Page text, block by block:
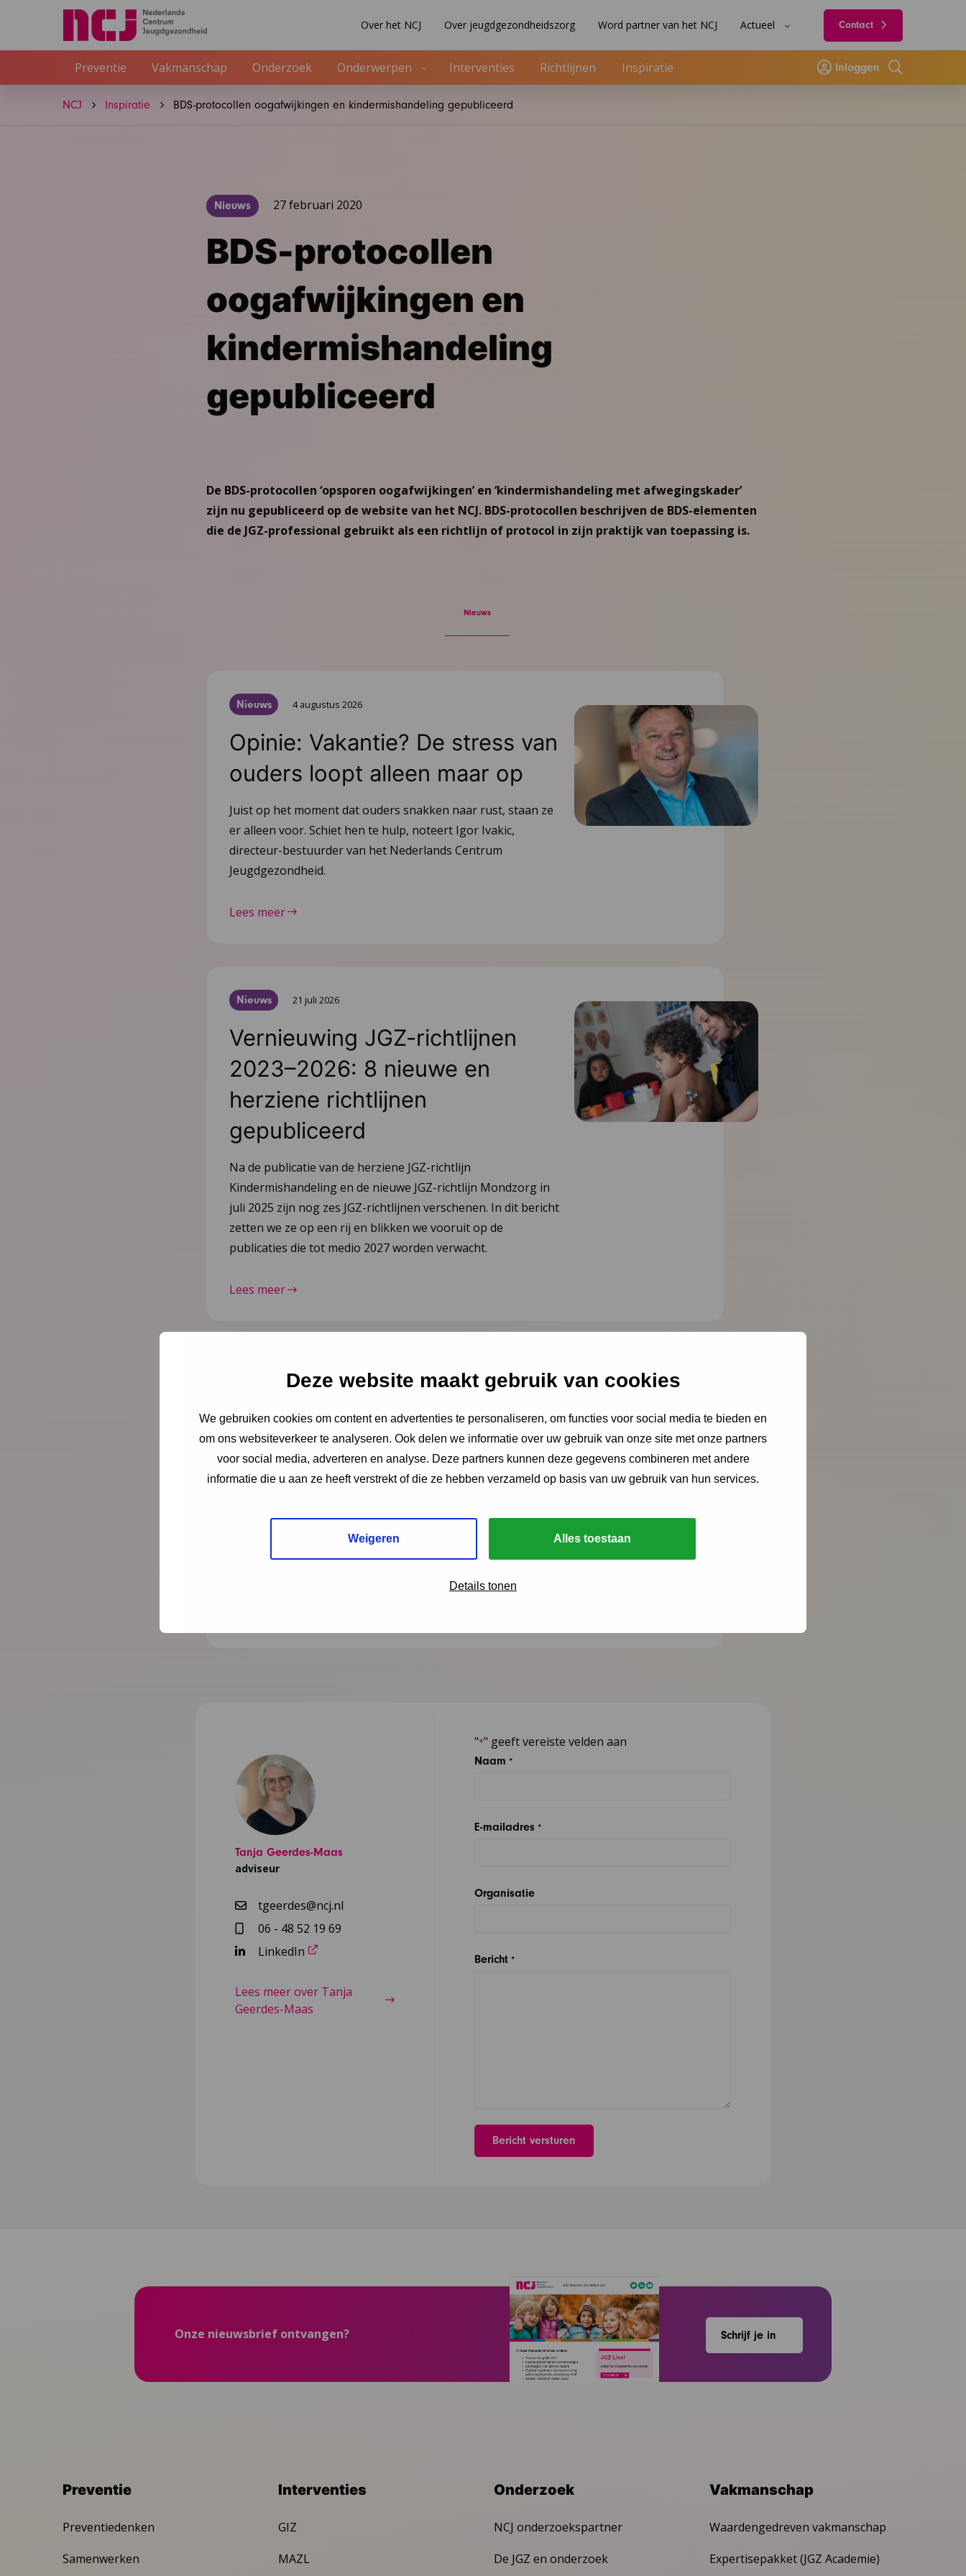
Deze website maakt gebruik van cookies
We gebruiken cookies om content en advertenties te personaliseren, om functies voor social media te bieden en
om ons websiteverkeer te analyseren. Ook delen we informatie over uw gebruik van onze site met onze partners
voor social media, adverteren en analyse. Deze partners kunnen deze gegevens combineren met andere
informatie die u aan ze heeft verstrekt of die ze hebben verzameld op basis van uw gebruik van hun services.
Weigeren Alles toestaan
Details tonen
Over het NCJ Over jeugdgezondheidszorg Word partner van het NCJ Actueel Contact
Preventie Vakmanschap Onderzoek Onderwerpen Interventies Richtlijnen Inspiratie Inloggen
Zoeken
NCJ Inspiratie BDS-protocollen oogafwijkingen en kindermishandeling gepubliceerd
Nieuws 27 februari 2020
BDS-protocollen
oogafwijkingen en
kindermishandeling
gepubliceerd
De BDS-protocollen ‘opsporen oogafwijkingen’ en ‘kindermishandeling met afwegingskader’
zijn nu gepubliceerd op de website van het NCJ. BDS-protocollen beschrijven de BDS-elementen
die de JGZ-professional gebruikt als een richtlijn of protocol in zijn praktijk van toepassing is.
Nieuws
Nieuws 4 augustus 2026
Opinie: Vakantie? De stress van
ouders loopt alleen maar op
Juist op het moment dat ouders snakken naar rust, staan ze
er alleen voor. Schiet hen te hulp, noteert Igor Ivakic,
directeur-bestuurder van het Nederlands Centrum
Jeugdgezondheid.
Lees meer
Nieuws 21 juli 2026
Vernieuwing JGZ-richtlijnen
2023–2026: 8 nieuwe en
herziene richtlijnen
gepubliceerd
Na de publicatie van de herziene JGZ-richtlijn
Kindermishandeling en de nieuwe JGZ-richtlijn Mondzorg in
juli 2025 zijn nog zes JGZ-richtlijnen verschenen. In dit bericht
zetten we ze op een rij en blikken we vooruit op de
publicaties die tot medio 2027 worden verwacht.
Lees meer
6 juli 2026
Documentaire Integrale
Vroeghulp ‘Je voelt dat er iets
niet klopt’
In deze mini-documentaire volgen we drie gezinnen die
geholpen zijn door Integrale Vroeghulp. En gingen we in
gesprek met coördinatoren, trajectbegeleiders en een
Tanja Geerdes-Maas
adviseur
tgeerdes@ncj.nl
06 - 48 52 19 69
LinkedIn
Lees meer over Tanja
Geerdes-Maas
"*" geeft vereiste velden aan
Naam *
E-mailadres *
Organisatie
Bericht *
Onze nieuwsbrief ontvangen? Schrijf je in
Preventie
Preventiedenken
Samenwerken
Interventies
GIZ
MAZL
Onderzoek
NCJ onderzoekspartner
De JGZ en onderzoek
Vakmanschap
Waardengedreven vakmanschap
Expertisepakket (JGZ Academie)